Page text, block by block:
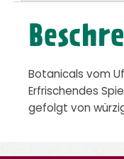
Botanicals vom
Erfrischendes
gefolgt von